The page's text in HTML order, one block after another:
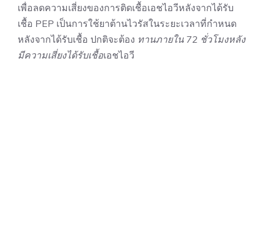
เพื่อลดความเสี่ยงของการติดเชื้อเอชไอวีหลังจากได้รับ
เชื้อ PEP เป็นการใช้ยาต้านไวรัสในระยะเวลาที่กำหนด
หลังจากได้รับเชื้อ ปกติจะต้อง ทานภายใน 72 ชั่วโมงหลัง
มีความเสี่ยงได้รับเชื้อเอชไอวี